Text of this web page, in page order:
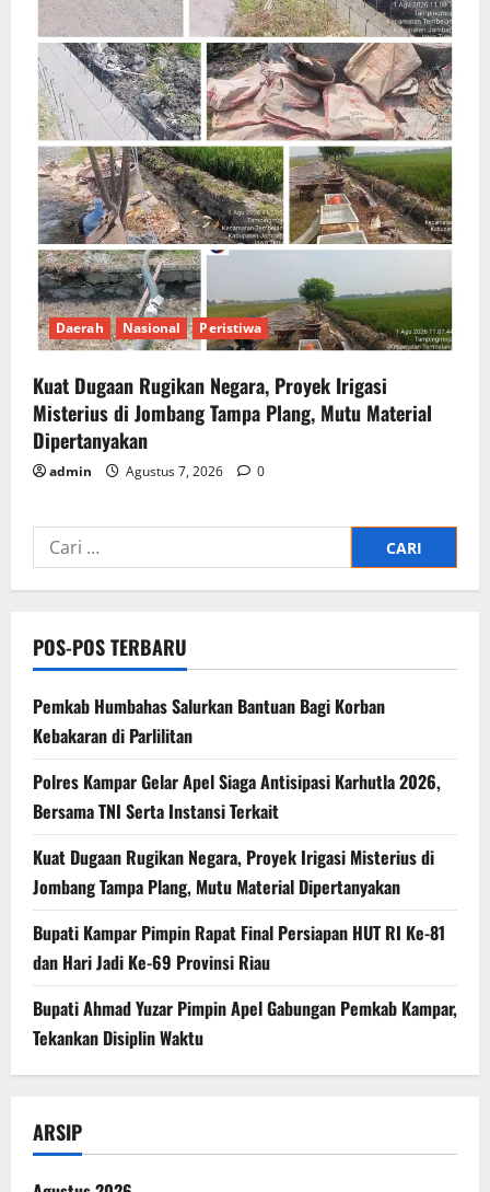
Daerah Nasional Peristiwa
Kuat Dugaan Rugikan Negara, ​Proyek Irigasi
Misterius di Jombang Tampa Plang, Mutu Material
Dipertanyakan
admin Agustus 7, 2026 0
Cari
untuk:
POS-POS TERBARU
Pemkab Humbahas Salurkan Bantuan Bagi Korban
Kebakaran di Parlilitan
Polres Kampar Gelar Apel Siaga Antisipasi Karhutla 2026,
Bersama TNI Serta Instansi Terkait
Kuat Dugaan Rugikan Negara, ​Proyek Irigasi Misterius di
Jombang Tampa Plang, Mutu Material Dipertanyakan
Bupati Kampar Pimpin Rapat Final Persiapan HUT RI Ke-81
dan Hari Jadi Ke-69 Provinsi Riau
Bupati Ahmad Yuzar Pimpin Apel Gabungan Pemkab Kampar,
Tekankan Disiplin Waktu
ARSIP